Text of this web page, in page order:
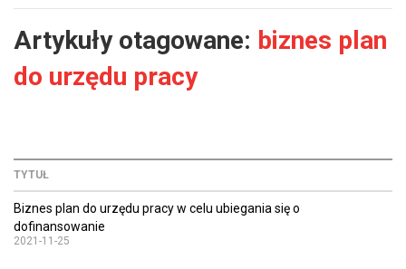
Artykuły otagowane: biznes plan
do urzędu pracy
TYTUŁ
Biznes plan do urzędu pracy w celu ubiegania się o
dofinansowanie
2021-11-25